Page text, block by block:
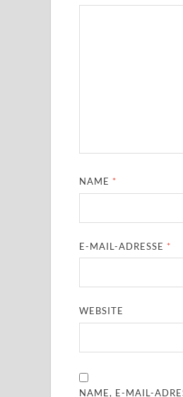
NAME *
E-MAIL-ADRESSE *
WEBSITE
NAME, E-MAIL-